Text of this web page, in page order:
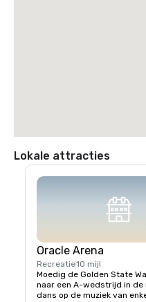
Lokale attracties
Oracle Arena
Recreatie10 mijl
Moedig de Golden State
naar een A-wedstrijd in
dans op de muziek van